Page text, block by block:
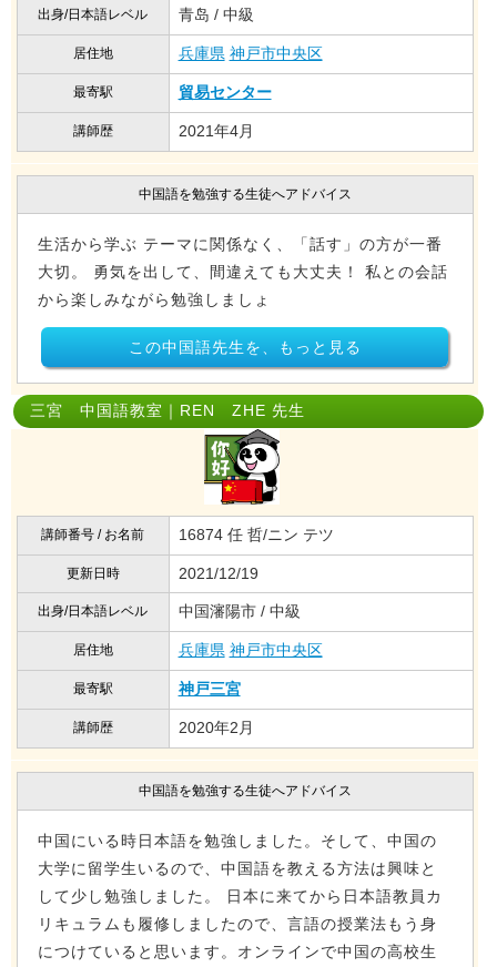
出身/日本語レベル 青岛 / 中級
居住地 兵庫県 神戸市中央区
最寄駅 貿易センター
講師歴 2021年4月
中国語を勉強する生徒へアドバイス
生活から学ぶ テーマに関係なく、「話す」の方が一番
大切。 勇気を出して、間違えても大丈夫！ 私との会話
から楽しみながら勉強しましょ
この中国語先生を、もっと見る
三宮 中国語教室｜REN ZHE 先生
講師番号 / お名前 16874 任 哲/ニン テツ
更新日時 2021/12/19
出身/日本語レベル 中国瀋陽市 / 中級
居住地 兵庫県 神戸市中央区
最寄駅 神戸三宮
講師歴 2020年2月
中国語を勉強する生徒へアドバイス
中国にいる時日本語を勉強しました。そして、中国の
大学に留学生いるので、中国語を教える方法は興味と
して少し勉強しました。 日本に来てから日本語教員カ
リキュラムも履修しましたので、言語の授業法もう身
につけていると思います。オンラインで中国の高校生